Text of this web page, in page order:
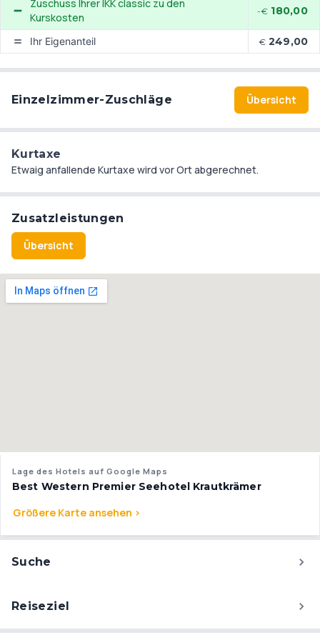
der Welt" nennen.
Zuschuss Ihrer IKK classic zu den
Kurskosten
-€ 180,00
Ihr Eigenanteil € 249,00
Einzelzimmer-Zuschläge Übersicht
Kurtaxe
Etwaig anfallende Kurtaxe wird vor Ort abgerechnet.
Zusatzleistungen
Übersicht
Lage des Hotels auf Google Maps
Best Western Premier Seehotel Krautkrämer
Größere Karte ansehen >
Suche
Reiseziel